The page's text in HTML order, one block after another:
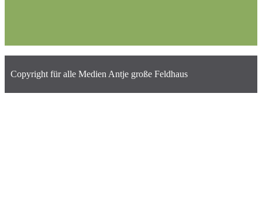
Copyright für alle Medien Antje große Feldhaus